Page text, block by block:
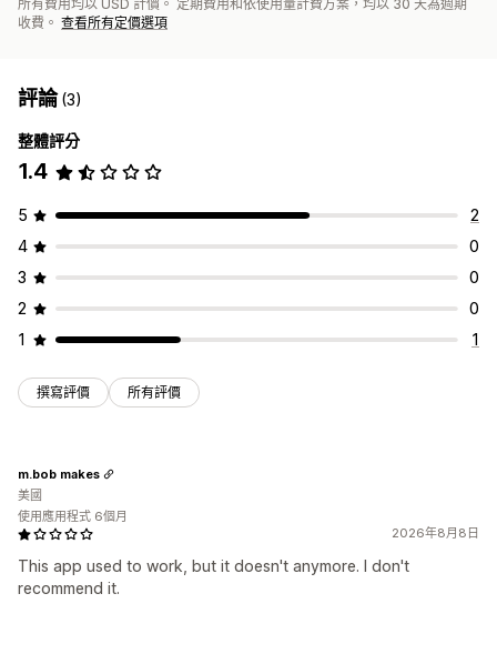
所有費用均以 USD 計價。 定期費用和依使用量計費方案，均以 30 天為週期
收費。 查看所有定價選項
評論(3)
整體評分
1.4
5
2
4
0
3
0
2
0
1
1
撰寫評價 所有評價
2026年8月8日
This app used to work, but it doesn't anymore. I don't
recommend it.
m.bob makes
美國
使用應用程式 6個月